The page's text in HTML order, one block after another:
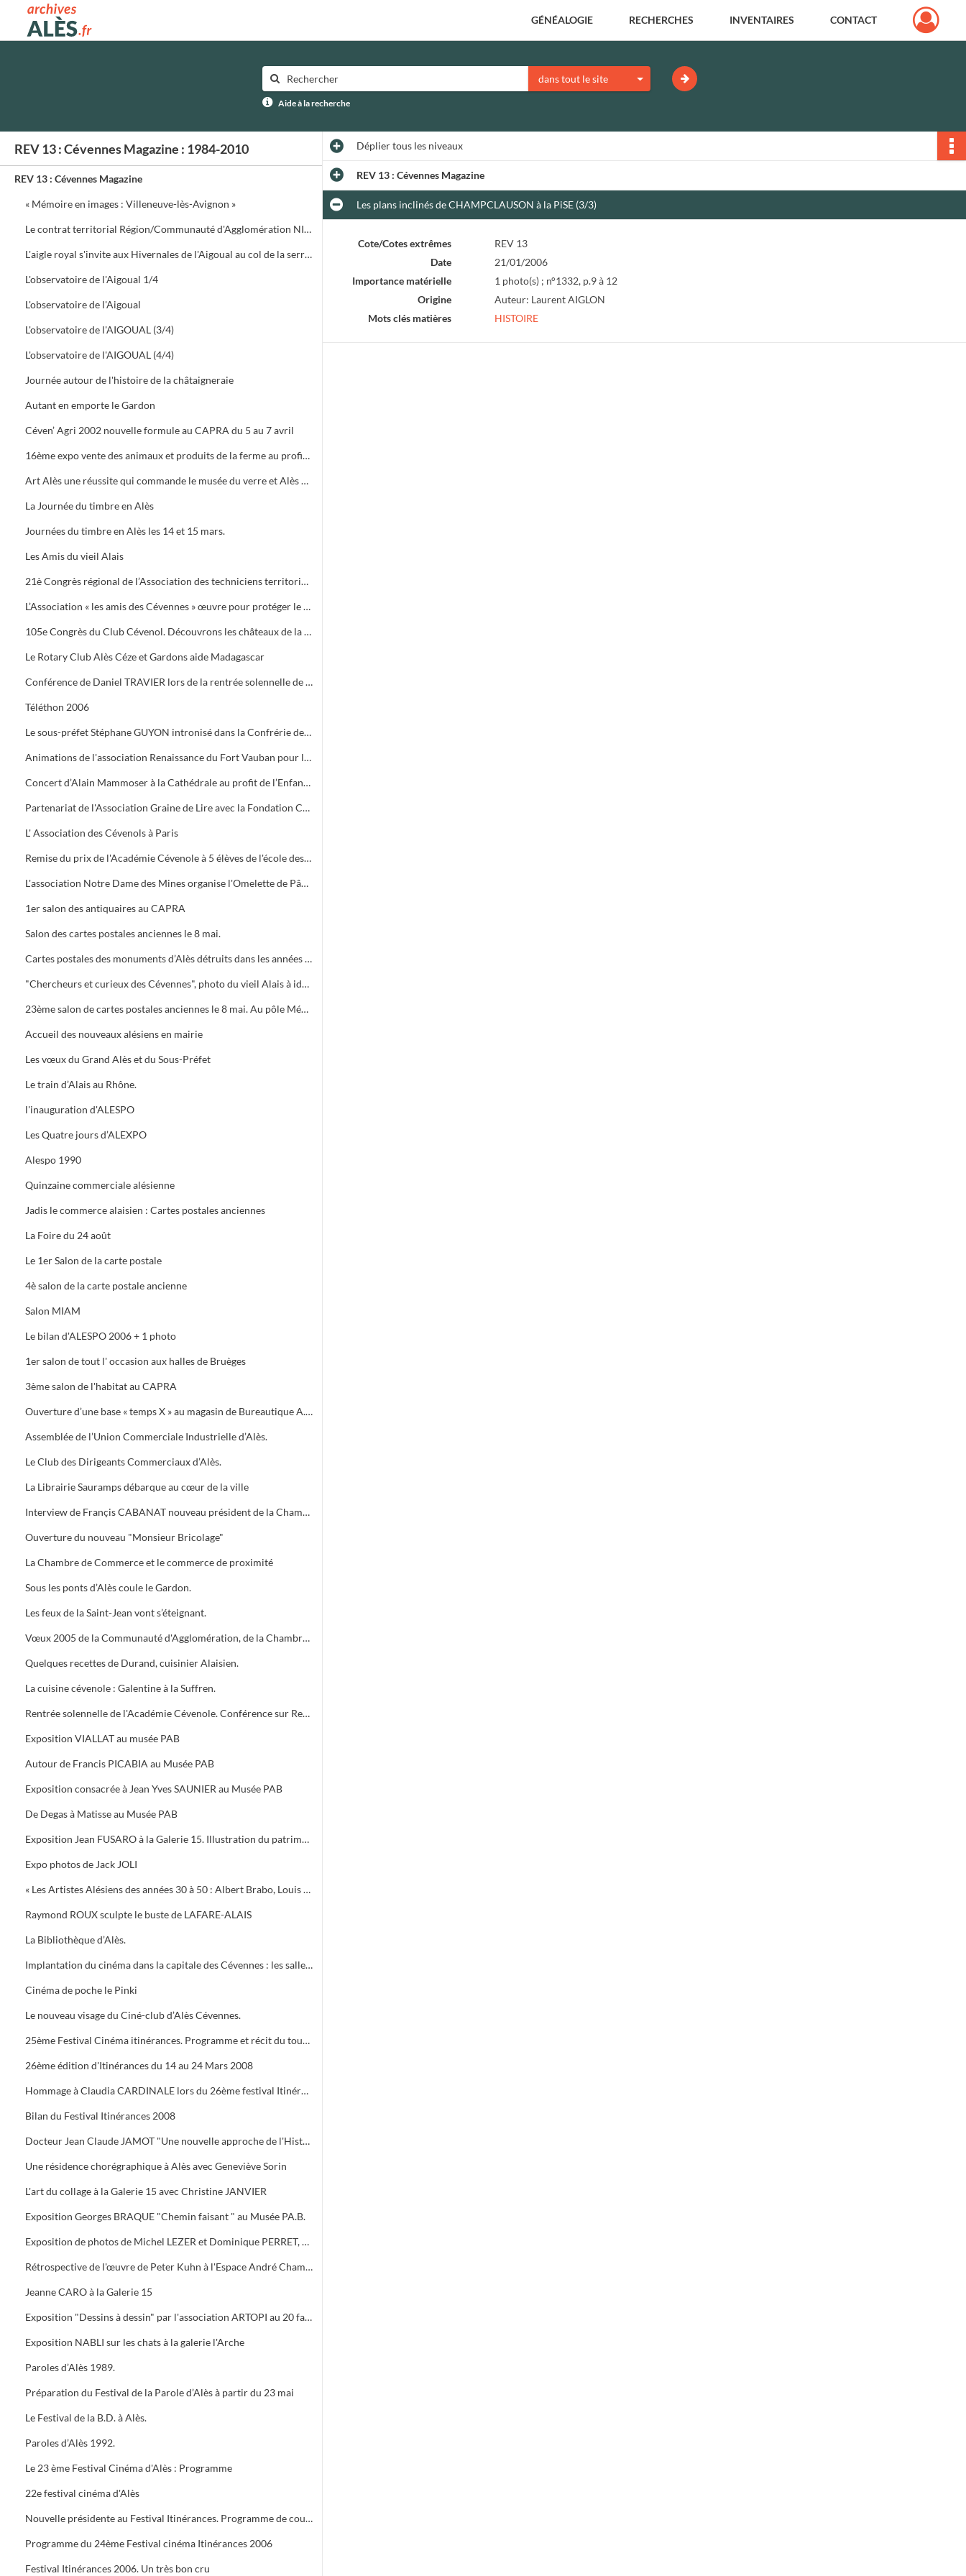
Archives municipales d'Alès GÉNÉALOGIE RECHERCHES INVENTAIRES CONTACT
dans tout le site
Aide à la recherche
REV 13 : Cévennes Magazine : 1984-2010
REV 13 : Cévennes Magazine
« Mémoire en images : Villeneuve-lès-Avignon »
Le contrat territorial Région/Communauté d'Agglomération NIMES Métropole
L'aigle royal s'invite aux Hivernales de l'Aigoual au col de la serreyrède. Programme de la journée
L'observatoire de l'Aigoual 1/4
L'observatoire de l'Aigoual
L'observatoire de l'AIGOUAL (3/4)
L'observatoire de l'AIGOUAL (4/4)
Journée autour de l'histoire de la châtaigneraie
Autant en emporte le Gardon
Céven’ Agri 2002 nouvelle formule au CAPRA du 5 au 7 avril
16ème expo vente des animaux et produits de la ferme au profit des orphelins des sapeurs-pompiers aux halles de Bruèges
Art Alès une réussite qui commande le musée du verre et Alès capitale des Cévennes, départ du chemin des verriers.
La Journée du timbre en Alès
Journées du timbre en Alès les 14 et 15 mars.
Les Amis du vieil Alais
21è Congrès régional de l’Association des techniciens territoriaux.
L’Association « les amis des Cévennes » œuvre pour protéger le patrimoine cévenol.
105e Congrès du Club Cévenol. Découvrons les châteaux de la Vaunage
Le Rotary Club Alès Céze et Gardons aide Madagascar
Conférence de Daniel TRAVIER lors de la rentrée solennelle de l'Académie Cévenole
Téléthon 2006
Le sous-préfet Stéphane GUYON intronisé dans la Confrérie des Mange Tripes
Animations de l'association Renaissance du Fort Vauban pour le Téléthon
Concert d’Alain Mammoser à la Cathédrale au profit de l’Enfance Inadaptée.
Partenariat de l'Association Graine de Lire avec la Fondation Crédit Mutuel
L' Association des Cévenols à Paris
Remise du prix de l'Académie Cévenole à 5 élèves de l'école des Mines pour leur travail sur la mine et ses conséquences sur l'économie et les paysages.
L'association Notre Dame des Mines organise l'Omelette de Pâques à l'Ermitage
1er salon des antiquaires au CAPRA
Salon des cartes postales anciennes le 8 mai.
Cartes postales des monuments d’Alès détruits dans les années 1960.
"Chercheurs et curieux des Cévennes", photo du vieil Alais à identifier.
23ème salon de cartes postales anciennes le 8 mai. Au pôle Mécanique grand prix camion
Accueil des nouveaux alésiens en mairie
Les vœux du Grand Alès et du Sous-Préfet
Le train d’Alais au Rhône.
l'inauguration d'ALESPO
Les Quatre jours d’ALEXPO
Alespo 1990
Quinzaine commerciale alésienne
Jadis le commerce alaisien : Cartes postales anciennes
La Foire du 24 août
Le 1er Salon de la carte postale
4è salon de la carte postale ancienne
Salon MIAM
Le bilan d'ALESPO 2006 + 1 photo
1er salon de tout l' occasion aux halles de Bruèges
3ème salon de l'habitat au CAPRA
Ouverture d’une base « temps X » au magasin de Bureautique A.M.C., 40 Avenue du Général de Gaule à Alès.
Assemblée de l’Union Commerciale Industrielle d’Alès.
Le Club des Dirigeants Commerciaux d’Alès.
La Librairie Sauramps débarque au cœur de la ville
Interview de Françis CABANAT nouveau président de la Chambre de Commerce
Ouverture du nouveau "Monsieur Bricolage"
La Chambre de Commerce et le commerce de proximité
Sous les ponts d’Alès coule le Gardon.
Les feux de la Saint-Jean vont s’éteignant.
Vœux 2005 de la Communauté d'Agglomération, de la Chambre de Commerce, 5 bougies pour la Médiathèque
Quelques recettes de Durand, cuisinier Alaisien.
La cuisine cévenole : Galentine à la Suffren.
Rentrée solennelle de l'Académie Cévenole. Conférence sur Renoir et Albert ANDRE, une amitié (1894-1919)
Exposition VIALLAT au musée PAB
Autour de Francis PICABIA au Musée PAB
Exposition consacrée à Jean Yves SAUNIER au Musée PAB
De Degas à Matisse au Musée PAB
Exposition Jean FUSARO à la Galerie 15. Illustration du patrimoine alésien
Expo photos de Jack JOLI
« Les Artistes Alésiens des années 30 à 50 : Albert Brabo, Louis Cabanes, Louis Arcaix et René Aberlenc » par Annie Corbier
Raymond ROUX sculpte le buste de LAFARE-ALAIS
La Bibliothèque d’Alès.
Implantation du cinéma dans la capitale des Cévennes : les salles du début du siècle à nos jours.
Cinéma de poche le Pinki
Le nouveau visage du Ciné-club d’Alès Cévennes.
25ème Festival Cinéma itinérances. Programme et récit du tournage dans les cévennes d' "Un homme de trop"
26ème édition d'Itinérances du 14 au 24 Mars 2008
Hommage à Claudia CARDINALE lors du 26ème festival Itinérances. En photo avec Max ROUSTAN, Maire
Bilan du Festival Itinérances 2008
Docteur Jean Claude JAMOT "Une nouvelle approche de l'Histoire et de l'Archéologie appliquée aux Celtes
Une résidence chorégraphique à Alès avec Geneviève Sorin
L'art du collage à la Galerie 15 avec Christine JANVIER
Exposition Georges BRAQUE "Chemin faisant " au Musée PA.B.
Exposition de photos de Michel LEZER et Dominique PERRET, de peintures de Monique SANTORO à l'OFFICE DE TOURISME pour la Féria d'Alès
Rétrospective de l'œuvre de Peter Kuhn à l'Espace André Chamson. Exposition consacrée à Vauban à l'OFFICE DE TOURISME. Présentation de saison hors les murs du cratère
Jeanne CARO à la Galerie 15
Exposition "Dessins à dessin" par l'association ARTOPI au 20 faubourg du Soleil
Exposition NABLI sur les chats à la galerie l'Arche
Paroles d’Alès 1989.
Préparation du Festival de la Parole d’Alès à partir du 23 mai
Le Festival de la B.D. à Alès.
Paroles d’Alès 1992.
Le 23 ème Festival Cinéma d'Alès : Programme
22e festival cinéma d'Alès
Nouvelle présidente au Festival Itinérances. Programme de courts métrages de Jacques TATI
Programme du 24ème Festival cinéma Itinérances 2006
Festival Itinérances 2006. Un très bon cru
Dépliertous les niveaux
REV 13 : Cévennes Magazine
Les plans inclinés de CHAMPCLAUSON à la PiSE (3/3)
Cote/Cotes extrêmes
REV 13
Date
21/01/2006
Importance matérielle
1 photo(s) ; n°1332, p.9 à 12
Origine
Auteur: Laurent AIGLON
Mots clés matières
HISTOIRE